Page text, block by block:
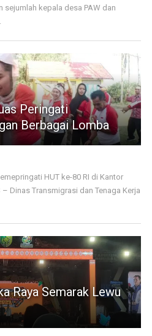
sejumlah kepala desa PAW dan
Peringati
Berbagai Lomba
HUT ke-80 RI di Kantor
Dinas Transmigrasi dan Tenaga Kerja
Raya Semarak Lewu